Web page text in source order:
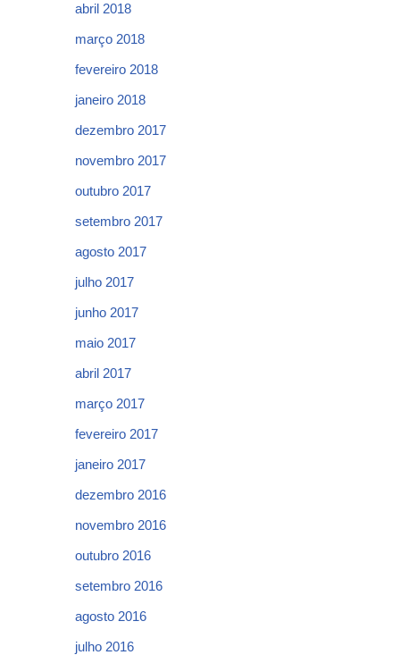
abril 2018
março 2018
fevereiro 2018
janeiro 2018
dezembro 2017
novembro 2017
outubro 2017
setembro 2017
agosto 2017
julho 2017
junho 2017
maio 2017
abril 2017
março 2017
fevereiro 2017
janeiro 2017
dezembro 2016
novembro 2016
outubro 2016
setembro 2016
agosto 2016
julho 2016